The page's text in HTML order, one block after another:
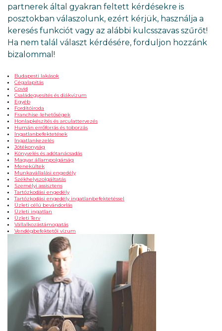
partnerek által gyakran feltett kérdésekre is
posztokban válaszolunk, ezért kérjük, használja a
keresés funkciót vagy az alábbi kulcsszavas szűrőt!
Ha nem talál választ kérdésére, forduljon hozzánk
bizalommal!
Budapesti lakások
Cégalapítás
Covid
Családegyesítés és diákvízum
Egyéb
Fordítóiroda
Franchise-lehetőségek
Honlapkészítés és arculattervezés
Humán errőforrás és toborzás
Ingatlanbefektetések
Ingatlankezelés
Jótékonyság
Könyvelés és adótanácsadás
Magyar állampolgárság
Menekültek
Munkavállalási engedély
Székhelyszolgáltatás
Személyi assisztens
Tartózkodási engedély
Tartózkodási engedély ingatlanbefektetéssel
Üzleti célú bevándorlás
Üzleti ingatlan
Üzleti Terv
Vállalkozástámogatás
Vendégbefektetői vízum